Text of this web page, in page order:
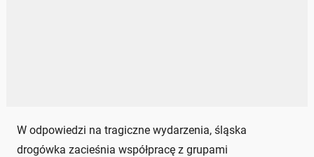
W odpowiedzi na tragiczne wydarzenia, śląska
drogówka zacieśnia współpracę z grupami